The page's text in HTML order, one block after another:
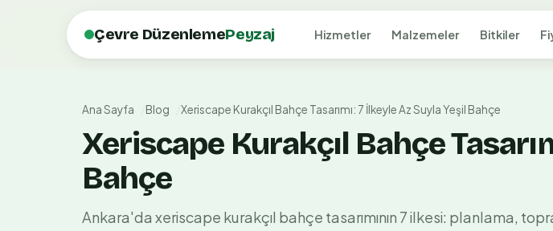
Çevre DüzenlemePeyzaj Hizmetler Malzemeler Bitkiler
Ana Sayfa Blog Xeriscape Kurakçıl Bahçe Tasarımı: 7 İlkeyle Az Suyla Yeşil Bahçe
Xeriscape Kurakçıl Bahçe
Bahçe
Ankara'da xeriscape kurakçıl bahçe tasarımının 7 ilkesi: planlama,